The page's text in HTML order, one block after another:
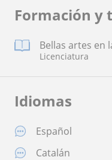
Formación y
Bellas artes en
Licenciatura
Idiomas
Español
Catalán